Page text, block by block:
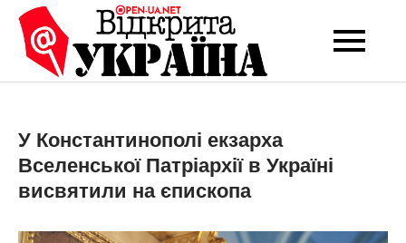
Перейти
вмісту
Open-UA
NET
Це ваше надійне
експертних думок
У Константинополі екзарха
Вселенської Патріархії в Україні
висвятили на єпископа